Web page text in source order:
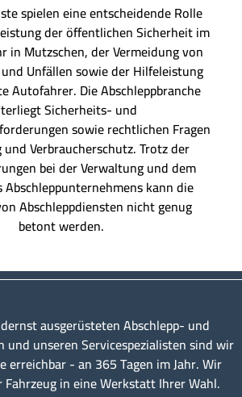
spielen eine entscheidende Rolle
der öffentlichen Sicherheit im
in Mutzschen, der Vermeidung von
Unfällen sowie der Hilfeleistung
Autofahrer. Die Abschleppbranche
Sicherheits- und
sowie rechtlichen Fragen
Verbraucherschutz. Trotz der
bei der Verwaltung und dem
Abschleppunternehmens kann die
Abschleppdiensten nicht genug
betont werden.
ausgerüsteten Abschlepp- und
und unseren Servicespezialisten sind wir
erreichbar - an 365 Tagen im Jahr. Wir
in eine Werkstatt Ihrer Wahl.